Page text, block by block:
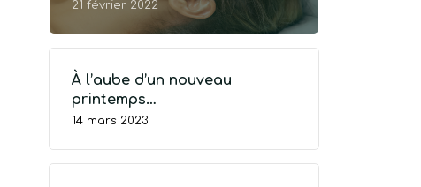
21 février 2022
À l’aube d’un nouveau
printemps…
14 mars 2023